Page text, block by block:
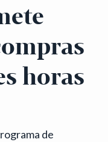
horas
de